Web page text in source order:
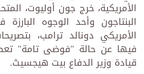
الأمريكية، خرج جون أوليوت،
البنتاجون وأحد الوجوه
الأمريكي دونالد ترامب،
فيها عن حالة "فوضى تامة"
قيادة وزير الدفاع بيت هيجسيث.